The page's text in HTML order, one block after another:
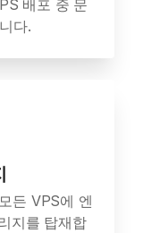
배포 중 문
다.
든 VPS에 엔
지를 탑재합